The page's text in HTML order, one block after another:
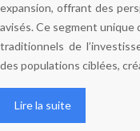
expansion, offrant des
avisés. Ce segment unique
traditionnels de
des populations ciblées,
Lire la suite